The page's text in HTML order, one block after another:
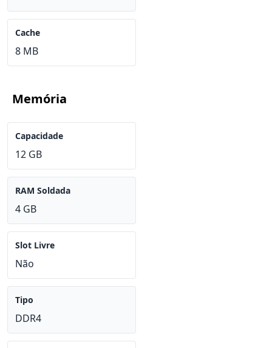
Cache
8 MB
Memória
Capacidade
12 GB
RAM Soldada
4 GB
Slot Livre
Não
Tipo
DDR4